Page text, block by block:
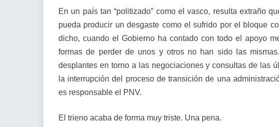
En un país tan “politizado” como el vasco, resulta extraño
pueda producir un desgaste como el sufrido por el bloque
dicho, cuando el Gobierno ha contado con todo el apoyo
formas de perder de unos y otros no han sido las
desplantes en torno a las negociaciones y consultas de las
la interrupción del proceso de transición de una
es responsable el PNV.
El trieno acaba de forma muy triste. Una pena.